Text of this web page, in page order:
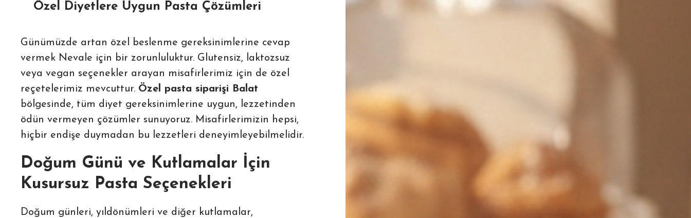
Özel Diyetlere Uygun Pasta Çözümleri
Günümüzde artan özel beslenme gereksinimlerine cevap
vermek Nevale için bir zorunluluktur. Glutensiz, laktozsuz
veya vegan seçenekler arayan misafirlerimiz için de özel
reçetelerimiz mevcuttur. Özel pasta siparişi Balat
bölgesinde, tüm diyet gereksinimlerine uygun, lezzetinden
ödün vermeyen çözümler sunuyoruz. Misafirlerimizin hepsi,
hiçbir endişe duymadan bu lezzetleri deneyimleyebilmelidir.
Doğum Günü ve Kutlamalar İçin
Kusursuz Pasta Seçenekleri
Doğum günleri, yıldönümleri ve diğer kutlamalar,